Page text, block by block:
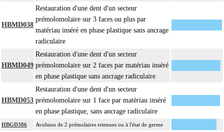
HBMD038
Restauration d'une dent d'un secteur
prémolomolaire sur 3 faces ou plus par
matériau inséré en phase plastique sans ancrage
radiculaire
HBMD049
Restauration d'une dent d'un secteur
prémolomolaire sur 2 faces par matériau inséré
en phase plastique sans ancrage radiculaire
HBMD053
Restauration d'une dent d'un secteur
prémolomolaire sur 1 face par matériau inséré
en phase plastique, sans ancrage radiculaire
HBGD386 Avulsion de 2 prémolaires retenues ou à l'état de germe